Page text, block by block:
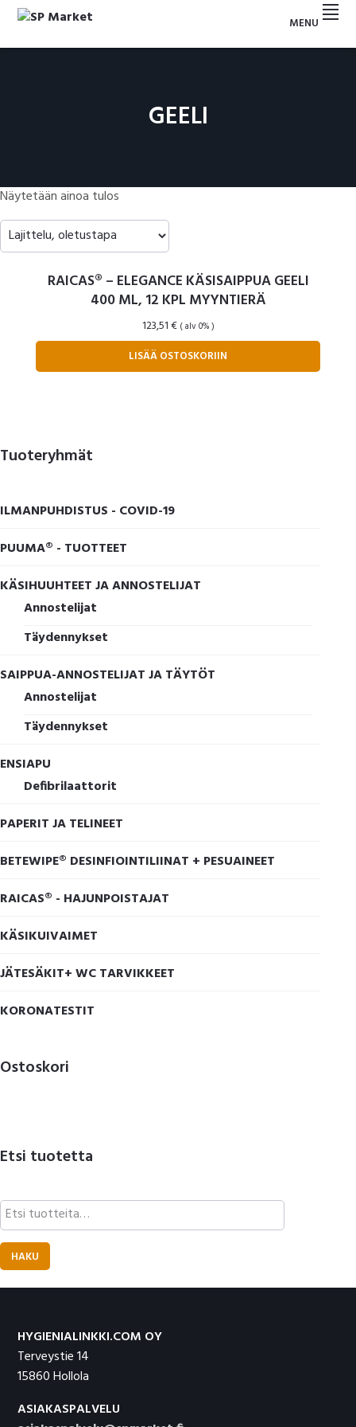
Hyppää
valikkoon
Hyppää
Hyppää
sivupalkkiin
Hyppää
SP
MENU
GEELI
Näytetään ainoa tulos
RAICAS® – ELEGANCE KÄSISAIPPUA GEELI
400 ML, 12 KPL MYYNTIERÄ
123,51€ ( alv 0% )
LISÄÄ OSTOSKORIIN
Ensisijainen
Tuoteryhmät
ILMANPUHDISTUS - COVID-19
PUUMA® - TUOTTEET
KÄSIHUUHTEET JA ANNOSTELIJAT
Annostelijat
Täydennykset
SAIPPUA-ANNOSTELIJAT JA TÄYTÖT
Annostelijat
Täydennykset
ENSIAPU
Defibrilaattorit
PAPERIT JA TELINEET
BETEWIPE® DESINFIOINTILIINAT + PESUAINEET
RAICAS® - HAJUNPOISTAJAT
KÄSIKUIVAIMET
JÄTESÄKIT+ WC TARVIKKEET
KORONATESTIT
Ostoskori
Etsi tuotetta
Etsi:
HAKU
HYGIENIALINKKI.COM OY
Terveystie 14
15860 Hollola
ASIAKASPALVELU